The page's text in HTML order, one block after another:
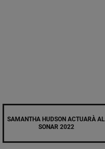
SAMANTHA HUDSON ACTUARÀ AL
SONAR 2022